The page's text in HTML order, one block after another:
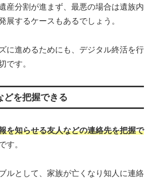
産分割が進まず、最悪の場合は遺族内
展するケースもあるでしょう。
に進めるためにも、デジタル終活を行
です。
どを把握できる
を知らせる友人などの連絡先を把握で
す。
ルとして、家族が亡くなり知人に連絡